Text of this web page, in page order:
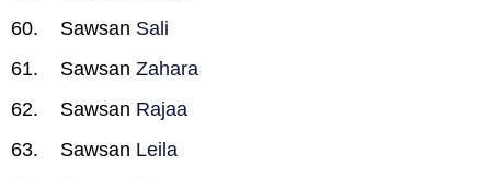
Sawsan Sali
Sawsan Zahara
Sawsan Rajaa
Sawsan Leila